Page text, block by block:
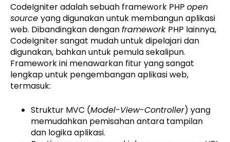
CodeIgniter adalah sebuah framework PHP open
source yang digunakan untuk membangun aplikasi
web. Dibandingkan denganframework PHP lainnya,
CodeIgniter sangat mudah untuk dipelajari dan
digunakan, bahkan untuk pemula sekalipun.
Framework ini menawarkan fitur yang sangat
lengkap untuk pengembangan aplikasi web,
termasuk:
Struktur MVC (Model-View-Controller) yang
memudahkan pemisahan antara tampilan
dan logika aplikasi.